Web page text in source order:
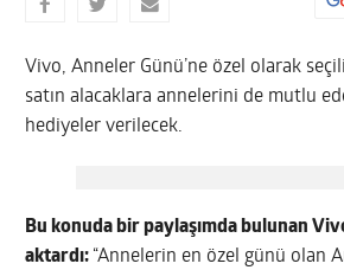
Vivo, Anneler Günü’ne özel olarak
satın alacaklara annelerini de mutlu
hediyeler verilecek.
Bu konuda bir paylaşımda bulunan
aktardı: “Annelerin en özel günü olan